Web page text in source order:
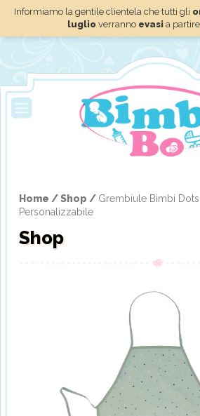
Informiamo la gentile clientela che tutti gli
luglio verranno evasi a
Home /Shop / Grembiule Bimbi Dots
Personalizzabile
Shop